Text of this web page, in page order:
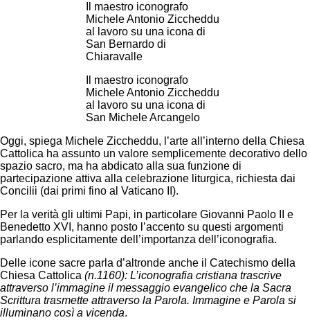
Il maestro iconografo
Michele Antonio Ziccheddu
al lavoro su una icona di
San Bernardo di
Chiaravalle
Il maestro iconografo
Michele Antonio Ziccheddu
al lavoro su una icona di
San Michele Arcangelo
Oggi, spiega Michele Ziccheddu, l’arte all’interno della Chiesa
Cattolica ha assunto un valore semplicemente decorativo dello
spazio sacro, ma ha abdicato alla sua funzione di
partecipazione attiva alla celebrazione liturgica, richiesta dai
Concilii (dai primi fino al Vaticano II).
Per la verità gli ultimi Papi, in particolare Giovanni Paolo II e
Benedetto XVI, hanno posto l’accento su questi argomenti
parlando esplicitamente dell’importanza dell’iconografia.
Delle icone sacre parla d’altronde anche il Catechismo della
Chiesa Cattolica (n.1160): L’iconografia cristiana trascrive
attraverso l’immagine il messaggio evangelico che la Sacra
Scrittura trasmette attraverso la Parola. Immagine e Parola si
illuminano così a vicenda.